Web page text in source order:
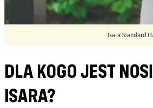
Isara Standard
DLA KOGO JEST
ISARA?